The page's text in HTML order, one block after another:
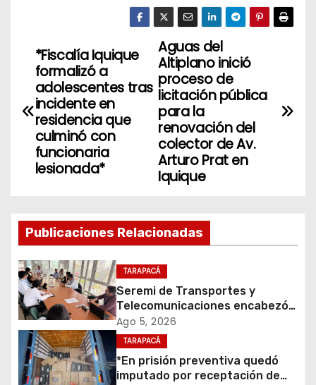
N
v
c
i
ó
n
d
e
Aguas del
Altiplano inició
proceso de
licitación pública
para la
renovación del
colector de Av.
Arturo Prat en
Iquique
*Fiscalía Iquique
formalizó a
adolescentes tras
incidente en
residencia que
culminó con
funcionaria
lesionada*
Publicaciones Relacionadas
TARAPACÁ
Seremi de Transportes y
Telecomunicaciones encabezó
primera mesa de coordinación
para el retiro de cables en
desuso en Iquique
Ago 5, 2026
TARAPACÁ
*En prisión preventiva quedó
imputado por receptación de